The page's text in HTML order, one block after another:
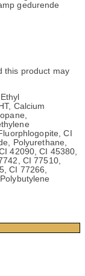
gedurende
this product may
Calcium
CI
Polyurethane,
42090, CI 45380,
CI 77510,
CI 77266,